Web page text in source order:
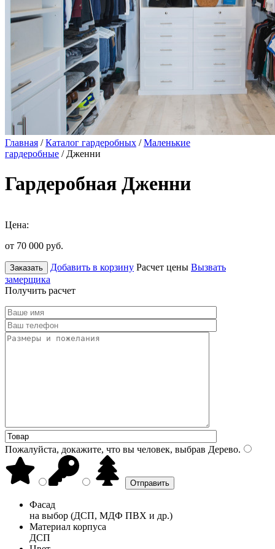
Главная /Каталог гардеробных /Маленькие
гардеробные / Дженни
Гардеробная Дженни
Цена:
от 70 000 руб.
Заказать Добавить в корзину Расчет цены Вызвать
замерщика
Получить расчет
Пожалуйста, докажите, что вы человек, выбрав Дерево.
Фасад
на выбор (ДСП, МДФ ПВХ и др.)
Материал корпуса
ДСП